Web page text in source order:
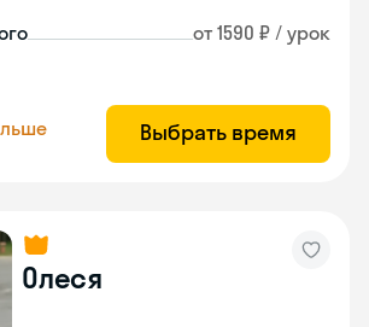
от 1590 ₽ / урок
Выбрать время
Олеся